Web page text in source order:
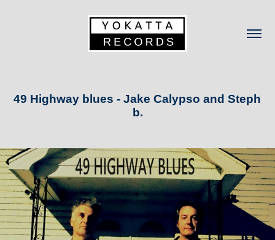
49 Highway blues - Jake Calypso and Steph
b.